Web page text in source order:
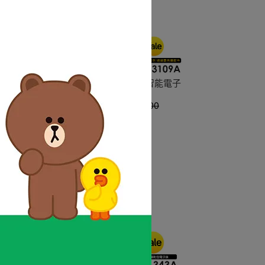
Yale 耶魯 卡片/密碼/鑰匙智能電子
門鎖(YDM-3109A)
NT$16,999
NT$24,800